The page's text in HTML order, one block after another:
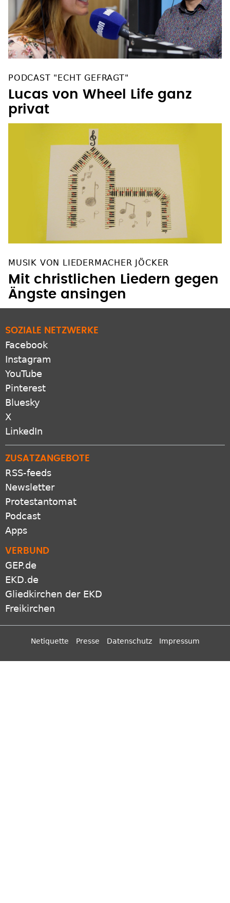
PODCAST "ECHT GEFRAGT"
Lucas von Wheel Life ganz
privat
MUSIK VON LIEDERMACHER JÖCKER
Mit christlichen Liedern gegen
Ängste ansingen
SOZIALE NETZWERKE
Facebook
Instagram
YouTube
Pinterest
Bluesky
X
LinkedIn
ZUSATZANGEBOTE
RSS-feeds
Newsletter
Protestantomat
Podcast
Apps
VERBUND
GEP.de
EKD.de
Gliedkirchen der EKD
Freikirchen
Netiquette Presse Datenschutz Impressum